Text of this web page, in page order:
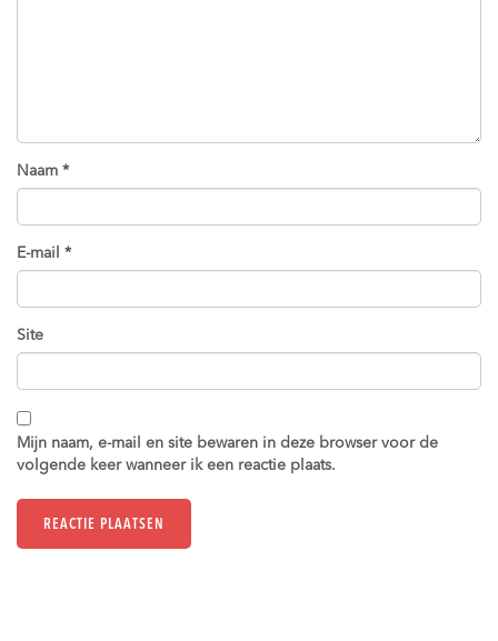
Naam *
E-mail *
Site
Mijn naam, e-mail en site bewaren in deze browser voor de
volgende keer wanneer ik een reactie plaats.